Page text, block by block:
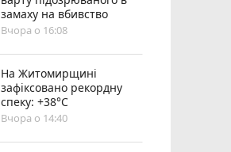
замаху на вбивство
Вчора о 16:08
Н️а Житомирщині
зафіксовано рекордну
спеку: +38°C
Вчора о 14:40